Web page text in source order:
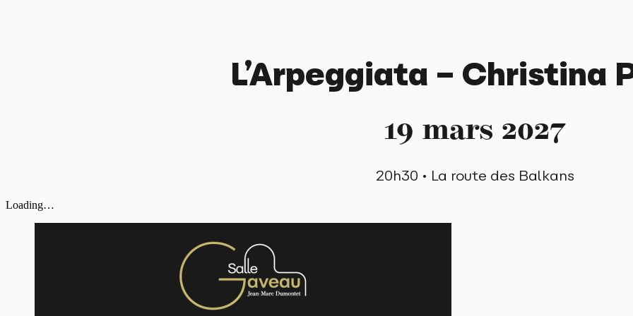
L’Arpeggiata – Christina
19 mars 2027
20h30 • La route des Balkans
Loading…